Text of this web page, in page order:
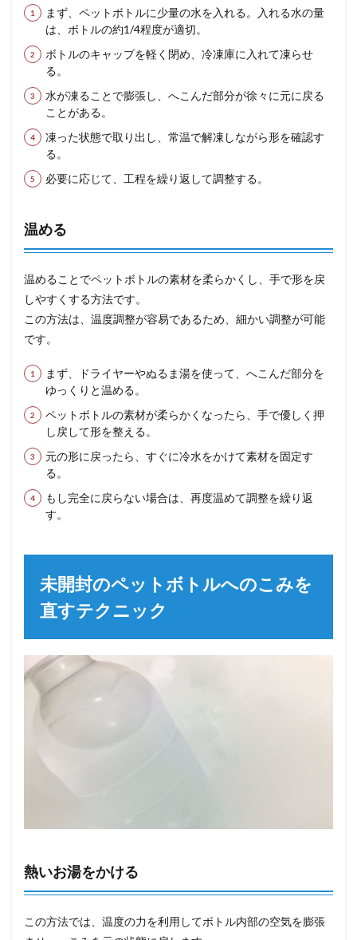
まず、ペットボトルに少量の水を入れる。入れる水の量
は、ボトルの約1/4程度が適切。
ボトルのキャップを軽く閉め、冷凍庫に入れて凍らせ
る。
水が凍ることで膨張し、へこんだ部分が徐々に元に戻る
ことがある。
凍った状態で取り出し、常温で解凍しながら形を確認す
る。
必要に応じて、工程を繰り返して調整する。
温める
温めることでペットボトルの素材を柔らかくし、手で形を戻
しやすくする方法です。
この方法は、温度調整が容易であるため、細かい調整が可能
です。
まず、ドライヤーやぬるま湯を使って、へこんだ部分を
ゆっくりと温める。
ペットボトルの素材が柔らかくなったら、手で優しく押
し戻して形を整える。
元の形に戻ったら、すぐに冷水をかけて素材を固定す
る。
もし完全に戻らない場合は、再度温めて調整を繰り返
す。
未開封のペットボトルへのこみを
直すテクニック
熱いお湯をかける
この方法では、温度の力を利用してボトル内部の空気を膨張